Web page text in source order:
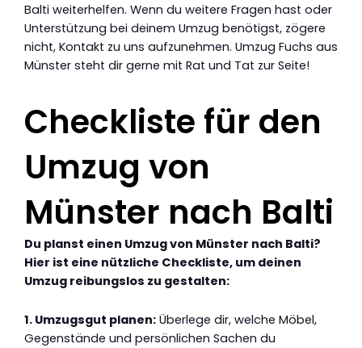
Balti weiterhelfen. Wenn du weitere Fragen hast oder
Unterstützung bei deinem Umzug benötigst, zögere
nicht, Kontakt zu uns aufzunehmen. Umzug Fuchs aus
Münster steht dir gerne mit Rat und Tat zur Seite!
Checkliste für den
Umzug von
Münster nach Balti
Du planst einen Umzug von Münster nach Balti?
Hier ist eine nützliche Checkliste, um deinen
Umzug reibungslos zu gestalten:
1. Umzugsgut planen: Überlege dir, welche Möbel,
Gegenstände und persönlichen Sachen du